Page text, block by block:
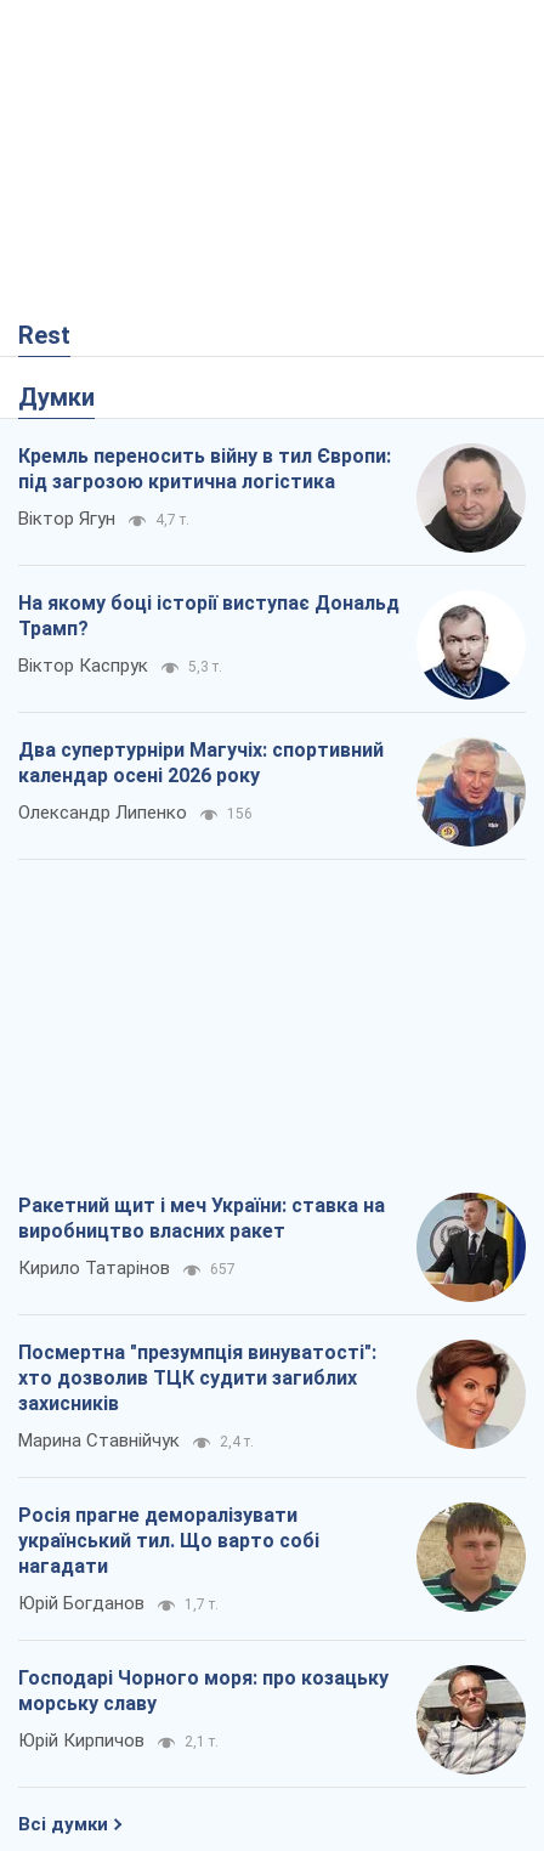
Rest
Думки
Кремль переносить війну в тил Європи:
під загрозою критична логістика
Віктор Ягун 4,7 т.
На якому боці історії виступає Дональд
Трамп?
Віктор Каспрук 5,3 т.
Два супертурніри Магучіх: спортивний
календар осені 2026 року
Олександр Липенко 156
Ракетний щит і меч України: ставка на
виробництво власних ракет
Кирило Татарінов 657
Посмертна "презумпція винуватості":
хто дозволив ТЦК судити загиблих
захисників
Марина Ставнійчук 2,4 т.
Росія прагне деморалізувати
український тил. Що варто собі
нагадати
Юрій Богданов 1,7 т.
Господарі Чорного моря: про козацьку
морську славу
Юрій Кирпичов 2,1 т.
Всі думки